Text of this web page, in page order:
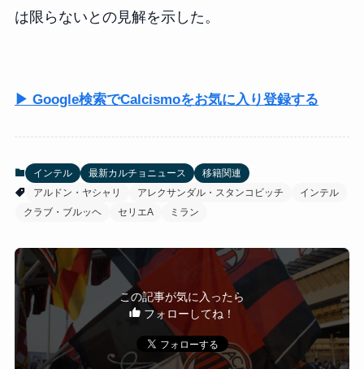
は限らないとの見解を示した。
▶ Google検索でCalcismoをお気に入り登録する
インテル 最新カルチョニュース
移籍関連
アルドン・ヤシャリ
アレクサンダル・スタンコビッチ
インテル
クラブ・ブルッヘ
セリエA ミラン
この記事が気に入ったら
フォローしてね！